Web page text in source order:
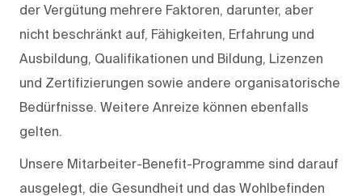
der Vergütung mehrere Faktoren, darunter, aber
nicht beschränkt auf, Fähigkeiten, Erfahrung und
Ausbildung, Qualifikationen und Bildung, Lizenzen
und Zertifizierungen sowie andere organisatorische
Bedürfnisse. Weitere Anreize können ebenfalls
gelten.
Unsere Mitarbeiter-Benefit-Programme sind darauf
ausgelegt, die Gesundheit und das Wohlbefinden